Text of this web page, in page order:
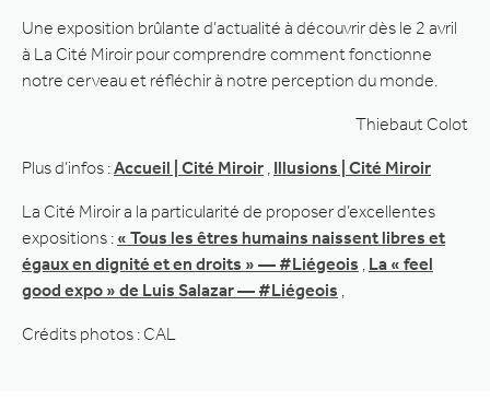
Une exposition brûlante d’actualité à découvrir dès le 2 avril
à La Cité Miroir pour comprendre comment fonctionne
notre cerveau et réfléchir à notre perception du monde.
Thiebaut Colot
Plus d’infos :Accueil | Cité Miroir Illusions | Cité Miroir
La Cité Miroir a la particularité de proposer d’excellentes
expositions : « Tous les êtres humains naissent libres et
égaux en dignité et en droits » — #Liégeois La « feel
good expo » de Luis Salazar — #Liégeois
Crédits photos : CAL